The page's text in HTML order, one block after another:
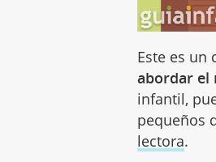
Este es un
abordar el
infantil,
pequeños
lectora.